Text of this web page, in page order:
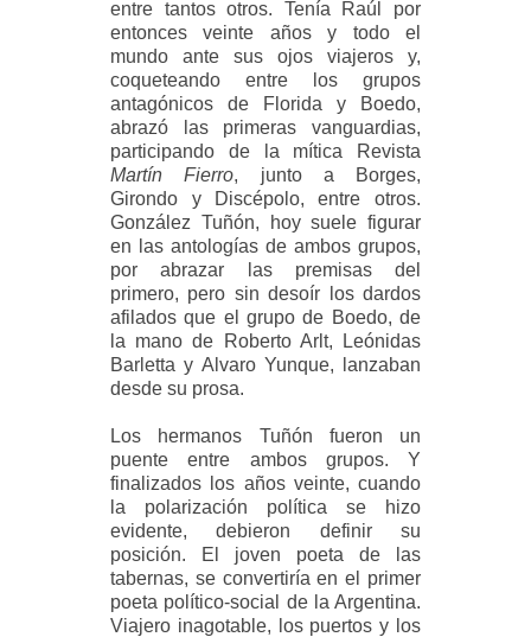
entre tantos otros. Tenía Raúl por
entonces veinte años y todo el
mundo ante sus ojos viajeros y,
coqueteando entre los grupos
antagónicos de Florida y Boedo,
abrazó las primeras vanguardias,
participando de la mítica Revista
Martín
Fierro, junto a Borges,
Girondo y Discépolo, entre otros.
González Tuñón, hoy suele figurar
en las antologías de ambos grupos,
por abrazar las premisas del
primero, pero sin desoír los dardos
afilados que el grupo de Boedo, de
la mano de Roberto Arlt, Leónidas
Barletta y Alvaro Yunque, lanzaban
desde su prosa.
Los hermanos Tuñón fueron un
puente entre ambos grupos. Y
finalizados los años veinte, cuando
la polarización política se hizo
evidente, debieron definir su
posición. El joven poeta de las
tabernas, se convertiría en el primer
poeta político-social de la Argentina.
Viajero inagotable, los puertos y los